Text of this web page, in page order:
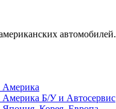
Америка
Америка Б/У и Автосервис